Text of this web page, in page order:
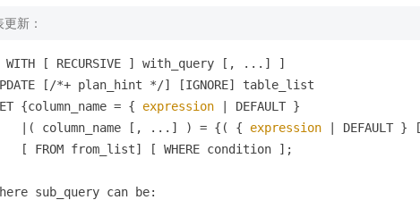
更新：
WITH [ RECURSIVE ] with_query [ , ... ]
]
[ /*+ plan_hint */] [IGNORE]
table_list
{column_name = { expression DEFAULT }
( column_name [ , ... ] ) = { ( { expression DEFAULT } [
[
FROM from_list] [ WHERE condition ] ;
sub_query can be: